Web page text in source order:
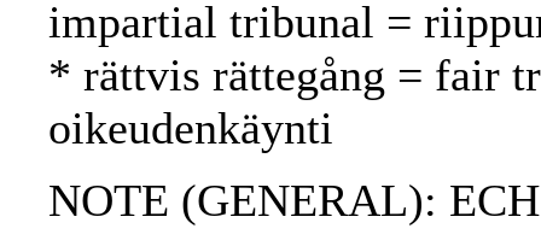
impartial tribunal =
* rättvis rättegång = fair
oikeudenkäynti
NOTE (GENERAL):